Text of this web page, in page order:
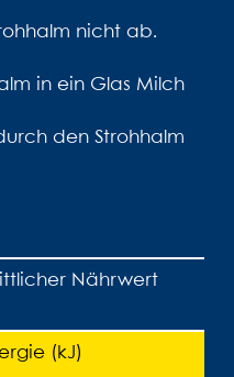
nicht ab.
in ein Glas Milch
den Strohhalm
Nährwert
(kJ)